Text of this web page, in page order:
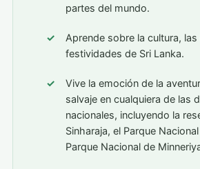
partes del mundo.
Aprende sobre la cultura,
festividades de Sri Lanka.
Vive la emoción de la
salvaje en cualquiera de las
nacionales, incluyendo la
Sinharaja, el Parque
Parque Nacional de